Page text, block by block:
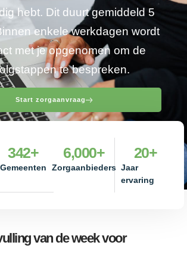
hebt. Dit duurt gemiddeld 5
enkele werkdagen wordt
met je opgenomen om de
te bespreken.
Start zorgaanvraag
Gemeenten
342+
Zorgaanbieders
6,000+
Jaar
ervaring
20+
van de week voor